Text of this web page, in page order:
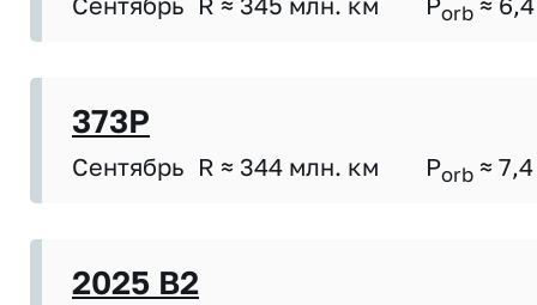
orb
373P
Сентябрь R ≈ 344 млн. км Porb ≈ 7,4
2025 B2